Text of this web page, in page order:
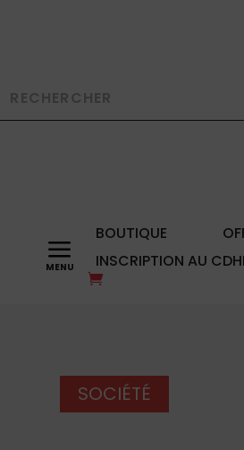
a BOUTIQUE
INSCRIPTION AU
SOCIÉTÉ